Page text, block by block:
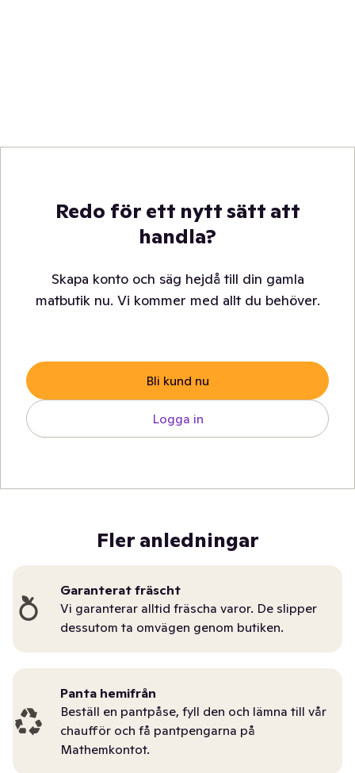
Redo för ett nytt sätt att
handla?
Skapa konto och säg hejdå till din gamla
matbutik nu. Vi kommer med allt du behöver.
Bli kund nu
Logga in
Fler anledningar
Garanterat fräscht
Vi garanterar alltid fräscha varor. De slipper
dessutom ta omvägen genom butiken.
Panta hemifrån
Beställ en pantpåse, fyll den och lämna till vår
chaufför och få pantpengarna på
Mathemkontot.